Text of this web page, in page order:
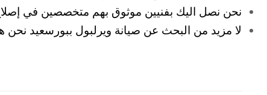
نحن نصل اليك بفنيين موثوق بهم متخصصين في
لا مزيد من البحث عن صيانة ويرلبول ببورسعيد نحن